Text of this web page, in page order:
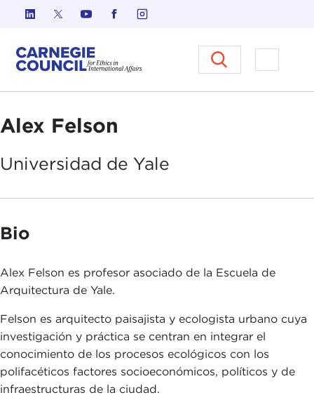
Ir al contenido
Carnegie Council sobre Ética
Abrir el
Alex Felson
Universidad de Yale
Bio
Alex Felson es profesor asociado de la Escuela de
Arquitectura de Yale.
Felson es arquitecto paisajista y ecologista urbano cuya
investigación y práctica se centran en integrar el
conocimiento de los procesos ecológicos con los
polifacéticos factores socioeconómicos, políticos y de
infraestructuras de la ciudad.